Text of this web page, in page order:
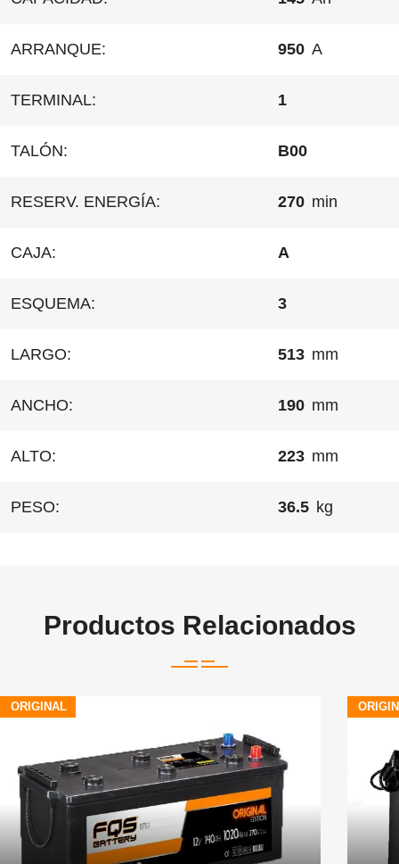
ARRANQUE: 950 A
TERMINAL: 1
TALÓN: B00
RESERV. ENERGÍA: 270 min
CAJA: A
ESQUEMA: 3
LARGO: 513 mm
ANCHO: 190 mm
ALTO: 223 mm
PESO: 36.5 kg
Productos Relacionados
ORIGINAL